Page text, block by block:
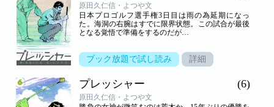
原田久仁信・よつや文
日本プロゴルフ選手権3日目は雨の為延期になっ
た。海洞の右腕はすでに限界状態。この試合が最後
となる覚悟で準備をするのだが…
ブック放題で試し読み 詳細
プレッシャー (6)
原田久仁信・よつや文